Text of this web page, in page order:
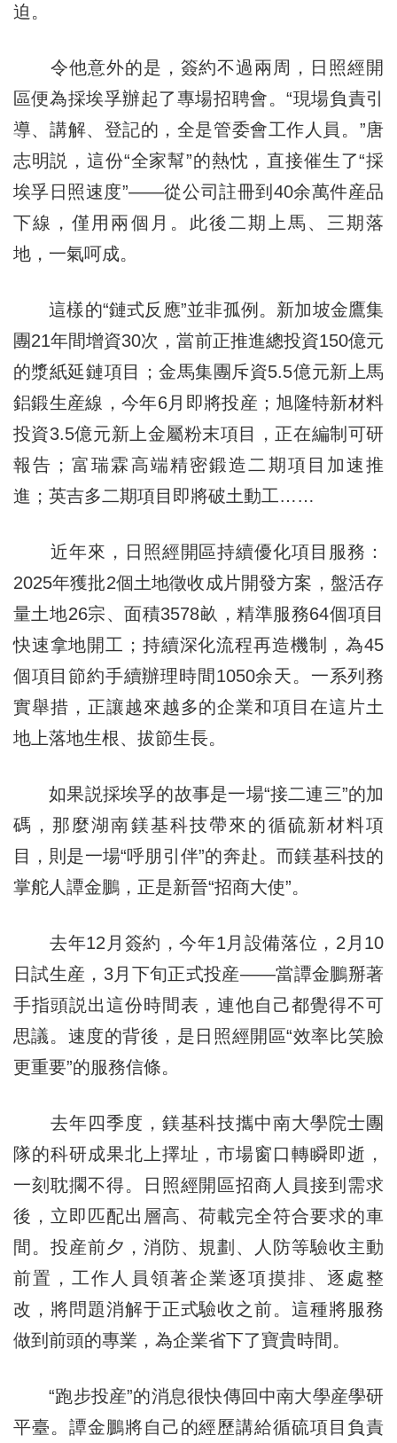
迫。
令他意外的是，簽約不過兩周，日照經開
區便為採埃孚辦起了專場招聘會。“現場負責引
導、講解、登記的，全是管委會工作人員。”唐
志明説，這份“全家幫”的熱忱，直接催生了“採
埃孚日照速度”——從公司註冊到40余萬件産品
下線，僅用兩個月。此後二期上馬、三期落
地，一氣呵成。
這樣的“鏈式反應”並非孤例。新加坡金鷹集
團21年間增資30次，當前正推進總投資150億元
的漿紙延鏈項目；金馬集團斥資5.5億元新上馬
鋁鍛生産線，今年6月即將投産；旭隆特新材料
投資3.5億元新上金屬粉末項目，正在編制可研
報告；富瑞霖高端精密鍛造二期項目加速推
進；英吉多二期項目即將破土動工……
近年來，日照經開區持續優化項目服務：
2025年獲批2個土地徵收成片開發方案，盤活存
量土地26宗、面積3578畝，精準服務64個項目
快速拿地開工；持續深化流程再造機制，為45
個項目節約手續辦理時間1050余天。一系列務
實舉措，正讓越來越多的企業和項目在這片土
地上落地生根、拔節生長。
如果説採埃孚的故事是一場“接二連三”的加
碼，那麼湖南鎂基科技帶來的循硫新材料項
目，則是一場“呼朋引伴”的奔赴。而鎂基科技的
掌舵人譚金鵬，正是新晉“招商大使”。
去年12月簽約，今年1月設備落位，2月10
日試生産，3月下旬正式投産——當譚金鵬掰著
手指頭説出這份時間表，連他自己都覺得不可
思議。速度的背後，是日照經開區“效率比笑臉
更重要”的服務信條。
去年四季度，鎂基科技攜中南大學院士團
隊的科研成果北上擇址，市場窗口轉瞬即逝，
一刻耽擱不得。日照經開區招商人員接到需求
後，立即匹配出層高、荷載完全符合要求的車
間。投産前夕，消防、規劃、人防等驗收主動
前置，工作人員領著企業逐項摸排、逐處整
改，將問題消解于正式驗收之前。這種將服務
做到前頭的專業，為企業省下了寶貴時間。
“跑步投産”的消息很快傳回中南大學産學研
平臺。譚金鵬將自己的經歷講給循硫項目負責